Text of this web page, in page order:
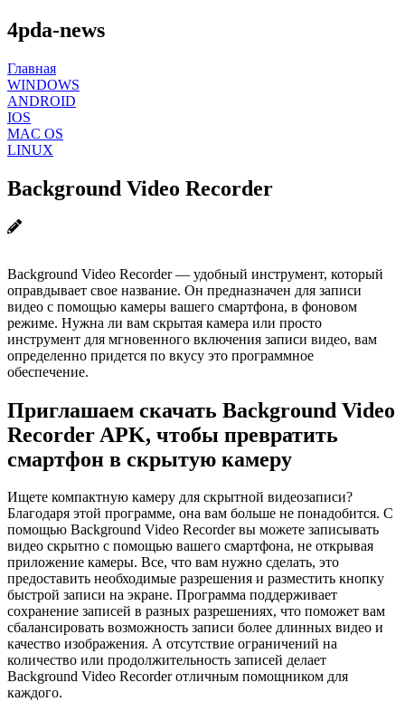
4pda-news
Главная
WINDOWS
ANDROID
IOS
MAC OS
LINUX
Background Video Recorder
Background Video Recorder — удобный инструмент, который
оправдывает свое название. Он предназначен для записи
видео с помощью камеры вашего смартфона, в фоновом
режиме. Нужна ли вам скрытая камера или просто
инструмент для мгновенного включения записи видео, вам
определенно придется по вкусу это программное
обеспечение.
Приглашаем скачать Background Video
Recorder APK, чтобы превратить
смартфон в скрытую камеру
Ищете компактную камеру для скрытной видеозаписи?
Благодаря этой программе, она вам больше не понадобится. С
помощью Background Video Recorder вы можете записывать
видео скрытно с помощью вашего смартфона, не открывая
приложение камеры. Все, что вам нужно сделать, это
предоставить необходимые разрешения и разместить кнопку
быстрой записи на экране. Программа поддерживает
сохранение записей в разных разрешениях, что поможет вам
сбалансировать возможность записи более длинных видео и
качество изображения. А отсутствие ограничений на
количество или продолжительность записей делает
Background Video Recorder отличным помощником для
каждого.